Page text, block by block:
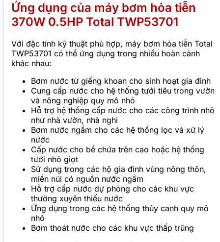
Ứng dụng của máy bơm hỏa tiễn
370W 0.5HP Total TWP53701
Với đặc tính kỹ thuật phù hợp, máy bơm hỏa tiễn Total
TWP53701 có thể ứng dụng trong nhiều hoàn cảnh
khác nhau:
Bơm nước từ giếng khoan cho sinh hoạt gia đình
Cung cấp nước cho hệ thống tưới tiêu trong vườn
và nông nghiệp quy mô nhỏ
Hỗ trợ hệ thống cấp nước cho các công trình nhỏ
như nhà vườn, nhà nghỉ
Bơm nước ngầm cho các hệ thống lọc và xử lý
nước
Cấp nước cho bể chứa trên cao hoặc hệ thống
tưới nhỏ giọt
Sử dụng trong các hộ gia đình vùng nông thôn,
miền núi có nguồn nước ngầm
Hỗ trợ cấp nước dự phòng cho các khu vực
thường xuyên thiếu nước
Ứng dụng trong các hệ thống thủy canh quy mô
nhỏ
Bơm thoát nước cho các khu vực thấp trũng